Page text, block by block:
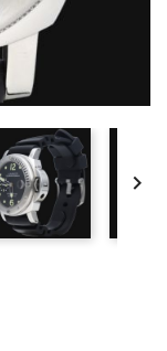
